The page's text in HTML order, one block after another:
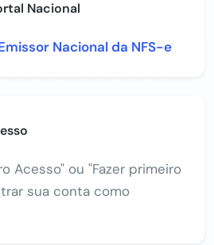
Nacional
Nacional da NFS-e
Acesso" ou "Fazer primeiro
sua conta como